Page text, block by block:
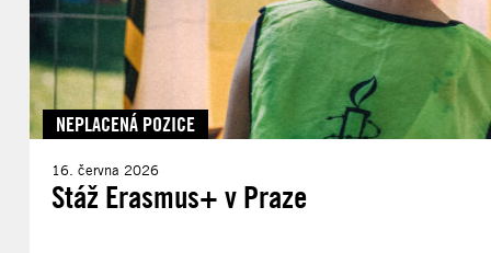
NEPLACENÁ POZICE
16. června 2026
Stáž Erasmus+ v Praze